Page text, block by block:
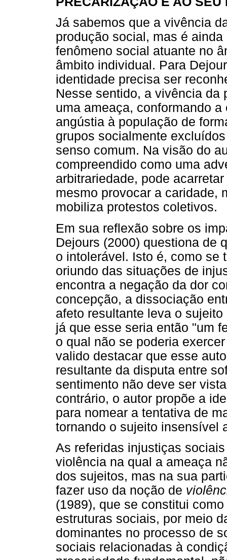
Já sabemos que a vivência
produção social, mas é
fenômeno social atuante no
âmbito individual. Para
identidade precisa ser
Nesse sentido, a vivência da
uma ameaça, conformando
angústia à população de
grupos socialmente
senso comum. Na visão do
compreendido como uma
arbitrariedade, pode
mesmo provocar a caridade,
mobiliza protestos coletivos.
Em sua reflexão sobre os
Dejours (2000) questiona de
o intolerável. Isto é, como se
oriundo das situações de
encontra a negação da dor
concepção, a dissociação
afeto resultante leva o
já que esse seria então "um
o qual não se poderia
valido destacar que esse
resultante da disputa entre
sentimento não deve ser
contrário, o autor propõe a
para nomear a tentativa de
tornando o sujeito insensível
As referidas injustiças
violência na qual a ameaça
dos sujeitos, mas na sua
fazer uso da noção de
(1989), que se constitui
estruturas sociais, por meio
dominantes no processo de
sociais relacionadas à